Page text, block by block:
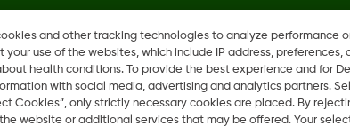
Régió módosítása
and other tracking technologies to analyze performance
use of the websites, which include IP address, preferences,
health conditions. To provide the best experience and for
with social media, advertising and analytics partners.
Cookies”, only strictly necessary cookies are placed. By
website or additional services that may be offered. Your